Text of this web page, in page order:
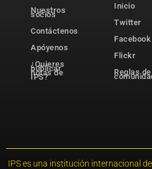
Nuestros
socios
Contáctenos
Apóyenos
¿Quieres
publicar
notas de
IPS?
Inicio
Twitter
Facebook
Flickr
Reglas de
IPS es una institución internacional